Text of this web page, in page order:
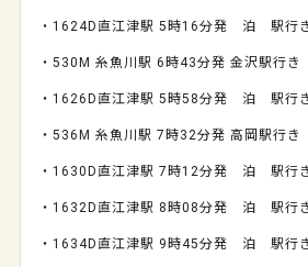
・ 1624D 直江津駅 5 時16分発 泊 駅行き
・530M 糸魚川駅 6時43分発 金沢駅行き
・ 1626D 直江津駅 5 時58分発 泊 駅行き
・536M 糸魚川駅 7時32分発 高岡駅行き
・ 1630D 直江津駅 7 時12分発 泊 駅行き
・ 1632D 直江津駅 8 時08分発 泊 駅行き
・ 1634D 直江津駅 9 時45分発 泊 駅行き